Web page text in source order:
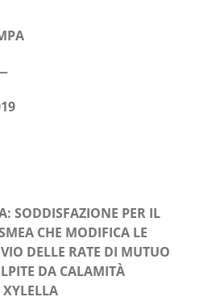
SODDISFAZIONE PER IL
CHE MODIFICA LE
DELLE RATE DI MUTUO
DA CALAMITÀ